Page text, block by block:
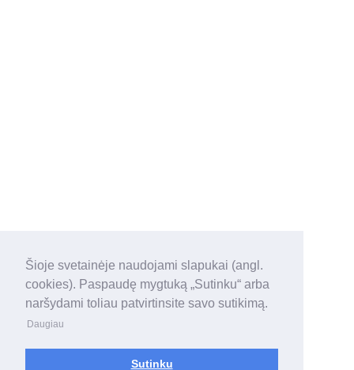
Šioje svetainėje naudojami slapukai (angl.
cookies). Paspaudę mygtuką „Sutinku“ arba
naršydami toliau patvirtinsite savo sutikimą.
Daugiau
Sutinku